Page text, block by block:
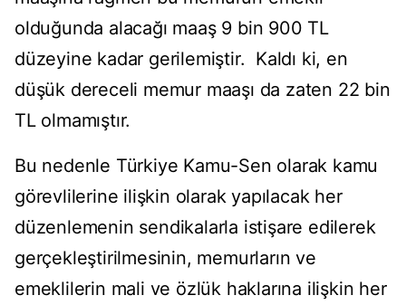
olduğunda alacağı maaş 9 bin 900 TL
düzeyine kadar gerilemiştir. Kaldı ki, en
düşük dereceli memur maaşı da zaten 22 bin
TL olmamıştır.
Bu nedenle Türkiye Kamu-Sen olarak kamu
görevlilerine ilişkin olarak yapılacak her
düzenlemenin sendikalarla istişare edilerek
gerçekleştirilmesinin, memurların ve
emeklilerin mali ve özlük haklarına ilişkin her